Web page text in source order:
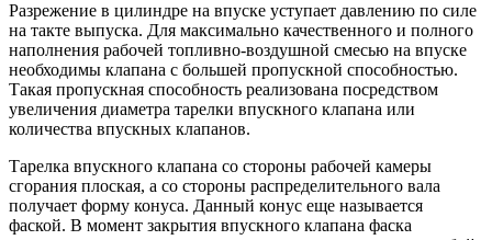
Разрежение в цилиндре на впуске уступает давлению по силе
на такте выпуска. Для максимально качественного и полного
наполнения рабочей топливно-воздушной смесью на впуске
необходимы клапана с большей пропускной способностью.
Такая пропускная способность реализована посредством
увеличения диаметра тарелки впускного клапана или
количества впускных клапанов.
Тарелка впускного клапана со стороны рабочей камеры
сгорания плоская, а со стороны распределительного вала
получает форму конуса. Данный конус еще называется
фаской. В момент закрытия впускного клапана фаска